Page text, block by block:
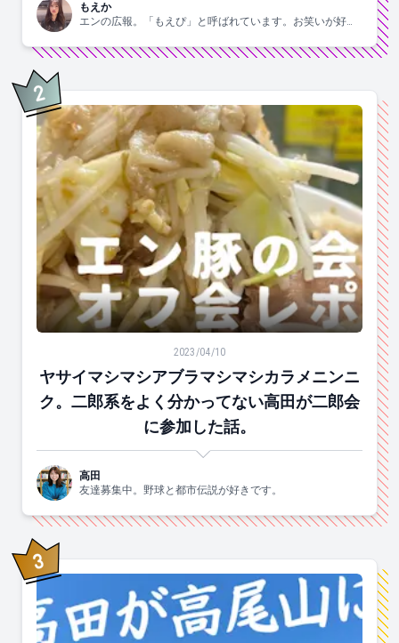
もえか
エンの広報。「もえぴ」と呼ばれています。お笑いが好
2位
ヤサイマシマシアブラマシマシカラメニンニク。二郎
2023/04/10
ヤサイマシマシアブラマシマシカラメニンニ
ク。二郎系をよく分かってない高田が二郎会
に参加した話。
高田
友達募集中。野球と都市伝説が好きです。
3位